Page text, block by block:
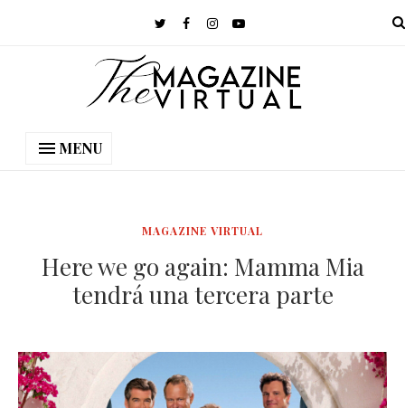
MENU
MAGAZINE VIRTUAL
Here we go again: Mamma Mia
tendrá una tercera parte